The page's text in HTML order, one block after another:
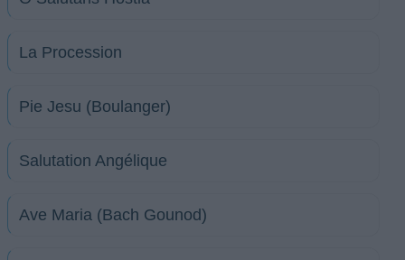
La Procession
Pie Jesu (Boulanger)
Salutation Angélique
Ave Maria (Bach Gounod)